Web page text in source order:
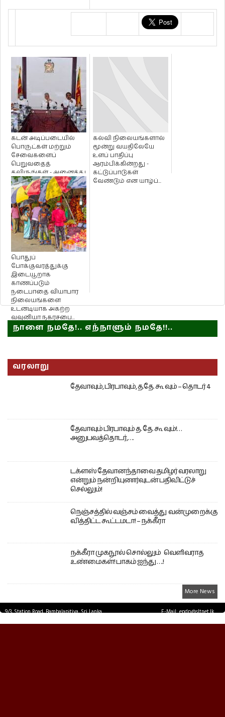
கடன் அடிப்படையில்
பொருட்கள் மற்றும்
சேவைகளைப்
பெறுவதைத்
தவிருங்கள் - அனைத்து
அரச அதிகாரிகளுக்கும்
ஜன...
கல்வி நிலையங்களால்
மூன்று வயதிலேயே
உளப் பாதிப்பு
ஆரம்பிக்கின்றது -
கட்டுப்பாடுகள்
வேண்டும் என யாழ்ப்...
பொதுப்
போக்குவரத்துக்கு
இடையூறாக
காணப்படும்
நடைபாதை வியாபார
நிலையங்களை
உடனடியாக அகற்ற
வவுனியா நகரசபை...
நாளை நமதே!.. எந்நாளும் நமதே!!..
வரலாறு
தேவாவும், பிரபாவும், த.தே. கூ வும் – தொடர் 4
தேவாவும் பிரபாவும் த. தே. கூ வும்!…
அனுபவத்தொடர்,….
டக்ளஸ் தேவானந்தாவை தமிழர் வரலாறு
என்றும் நன்றியுணர்வுடன் பதிவிட்டுச்
செல்லும்!
நெஞ்சத்தில் வஞ்சம் வைத்து வன்முறைக்கு
வித்திட்ட கூட்டமடா! – நக்கீரா
நக்கீரா முகநூல் சொல்லும் வெளிவராத
உண்மைகள்! பாகம் ஐந்து ….!
More News
9/3, Station Road, Bambalapitiya, Sri Lanka.
E-Mail: epdp@sltnet.lk